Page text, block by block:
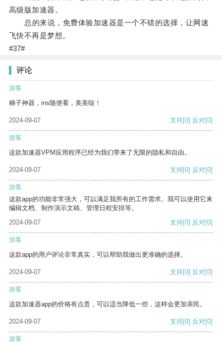
高级版加速器。
总的来说，免费体验加速器是一个不错的选择，让网速
飞快不再是梦想。
#37#
评论
游客
梯子神器，ins随便看，美美哒！
2024-09-07 支持[0] 反对[0]
游客
这款加速器VPM应用程序已经为我们带来了无限的隐私和自由。
2024-09-07 支持[0] 反对[0]
游客
这款app的功能非常强大，可以满足我所有的工作需求。我可以使用它来
编辑文档、制作演示文稿、管理日程安排等。
2024-09-07
支持[0] 反对[0]
游客
这款app的用户评论非常真实，可以帮助我做出更准确的选择。
2024-09-07 支持[0] 反对[0]
游客
这款加速器app的价格有点贵，可以适当降低一些，这样会更加亲民。
2024-09-07 支持[0] 反对[0]
游客